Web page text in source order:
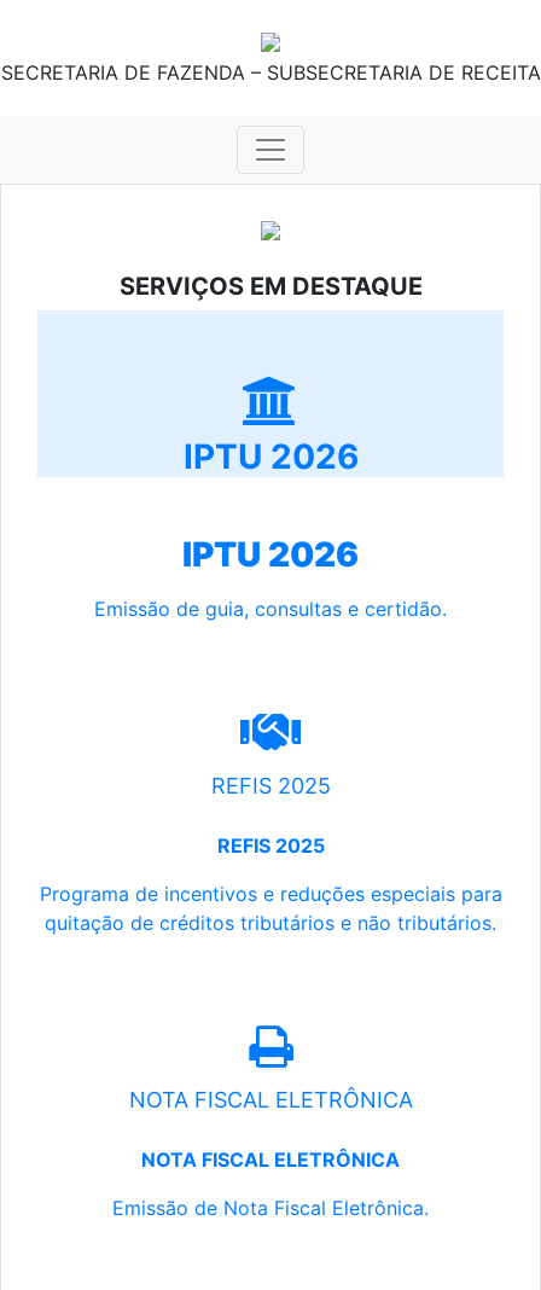
SECRETARIA DE FAZENDA – SUBSECRETARIA DE RECEITA
SERVIÇOS EM DESTAQUE
IPTU 2026
IPTU 2026
Emissão de guia, consultas e certidão.
REFIS 2025
REFIS 2025
Programa de incentivos e reduções especiais para
quitação de créditos tributários e não tributários.
NOTA FISCAL ELETRÔNICA
NOTA FISCAL ELETRÔNICA
Emissão de Nota Fiscal Eletrônica.